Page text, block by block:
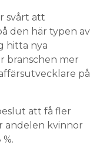
svårt att
den här typen av
hitta nya
branschen mer
på
att få fler
andelen kvinnor